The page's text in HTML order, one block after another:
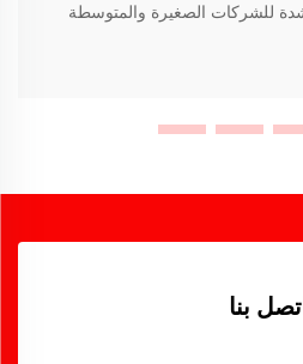
للشركات الصغيرة والمتوسطة
اتصل بنا